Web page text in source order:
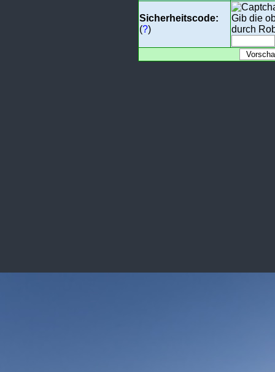
Sicherheitscode:
(?)
Gib die
durch